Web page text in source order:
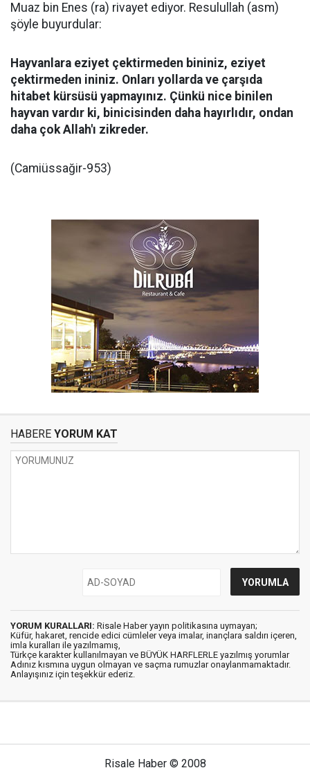
Muaz bin Enes (ra) rivayet ediyor. Resulullah (asm)
şöyle buyurdular:
Hayvanlara eziyet çektirmeden bininiz, eziyet
çektirmeden ininiz. Onları yollarda ve çarşıda
hitabet kürsüsü yapmayınız. Çünkü nice binilen
hayvan vardır ki, binicisinden daha hayırlıdır, ondan
daha çok Allah'ı zikreder.
(Camiüssağir-953)
HABERE YORUM KAT
YORUM KURALLARI: Risale Haber yayın politikasına uymayan;
Küfür, hakaret, rencide edici cümleler veya imalar, inançlara saldırı içeren,
imla kuralları ile yazılmamış,
Türkçe karakter kullanılmayan ve BÜYÜK HARFLERLE yazılmış yorumlar
Adınız kısmına uygun olmayan ve saçma rumuzlar onaylanmamaktadır.
Anlayışınız için teşekkür ederiz.
Risale Haber © 2008